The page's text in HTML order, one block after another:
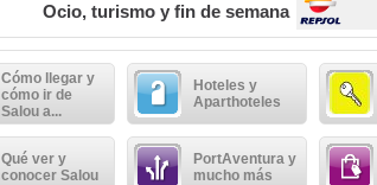
Ocio, turismo y fin de semana
Cómo llegar y
cómo ir de
Salou a...
Hoteles y
Aparthoteles
Qué ver y
conocer Salou
PortAventura y
mucho más